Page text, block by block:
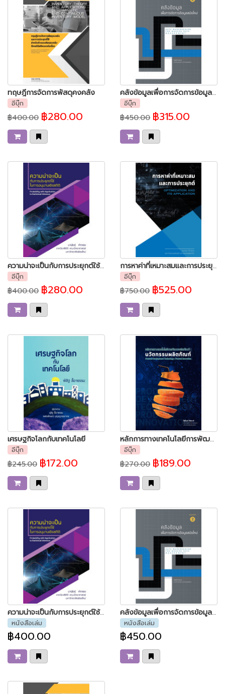
ทฤษฎีการจัดการพัสดุคงคลัง
อีบุ๊ก
฿400.00 ฿280.00
คลังข้อมูลเพื่อการจัดการข้อมูลสมัยใหม่
อีบุ๊ก
฿450.00 ฿315.00
ความน่าจะเป็นกับการประยุกต์ใช้ในการอนุมานเชิงสถิติ
อีบุ๊ก
฿400.00 ฿280.00
การหาค่าที่เหมาะสมและการประยุกต์
อีบุ๊ก
฿750.00 ฿525.00
เศรษฐกิจโลกกับเทคโนโลยี
อีบุ๊ก
฿245.00 ฿172.00
หลักการทางเทคโนโลยีการพัฒนาผลิตภัณฑ์ นวัตกรรมผลิตภัณฑ์
อีบุ๊ก
฿270.00 ฿189.00
ความน่าจะเป็นกับการประยุกต์ใช้ในการอนุมานเชิงสถิติ
หนังสือเล่ม
฿400.00
คลังข้อมูลเพื่อการจัดการข้อมูลสมัยใหม่
หนังสือเล่ม
฿450.00